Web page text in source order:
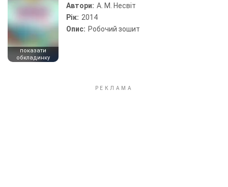
показати
обкладинку
Автори: А. М. Несвіт
Рік: 2014
Опис: Робочий зошит